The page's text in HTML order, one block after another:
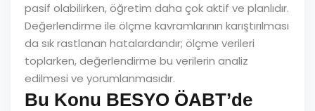
pasif olabilirken, öğretim daha çok aktif ve planlıdır.
Değerlendirme ile ölçme kavramlarının karıştırılması
da sık rastlanan hatalardandır; ölçme verileri
toplarken, değerlendirme bu verilerin analiz
edilmesi ve yorumlanmasıdır.
Bu Konu BESYO ÖABT’de